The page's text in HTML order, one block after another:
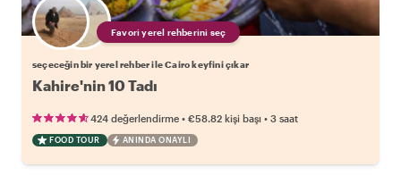
Favori yerel rehberini seç
seçeceğin bir yerel rehber ile Cairo keyfini çıkar
Kahire'nin 10 Tadı
424 değerlendirme • €58.82 kişi başı • 3 saat
FOOD TOUR ANINDA ONAYLI